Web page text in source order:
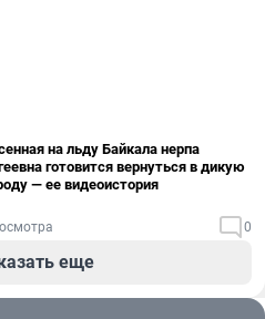
на льду Байкала нерпа
готовится вернуться в дикую
— ее видеоистория
0
еще